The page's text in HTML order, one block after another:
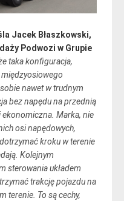
Jacek Błaszkowski,
Podwozi w Grupie
taka konfiguracja,
nawet w trudnym
bez napędu na przednią
Marka, nie
osi napędowych,
kroku w terenie
Kolejnym
sterowania układem
trakcję pojazdu na
terenie. To są cechy,